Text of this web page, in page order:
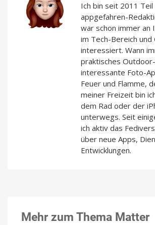
Ich bin seit 2011 Teil
appgefahren-
war schon immer an
im Tech-Bereich und
interessiert. Wann
praktisches
interessante Foto-
Feuer und Flamme,
meiner Freizeit bin
dem Rad oder der
unterwegs. Seit
ich aktiv das
über neue Apps,
Entwicklungen.
Mehr zum Thema Matter